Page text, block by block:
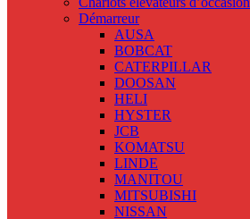
Démarreur
AUSA
BOBCAT
CATERPILLAR
DOOSAN
HELI
HYSTER
JCB
KOMATSU
LINDE
MANITOU
MITSUBISHI
NISSAN